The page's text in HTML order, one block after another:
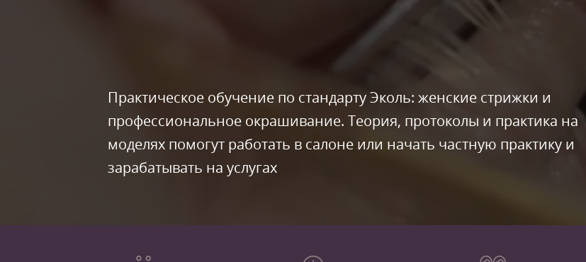
Практическое обучение по стандарту Эколь: женские стрижки и
профессиональное окрашивание. Теория, протоколы и практика на
моделях помогут работать в салоне или начать частную практику и
зарабатывать на услугах